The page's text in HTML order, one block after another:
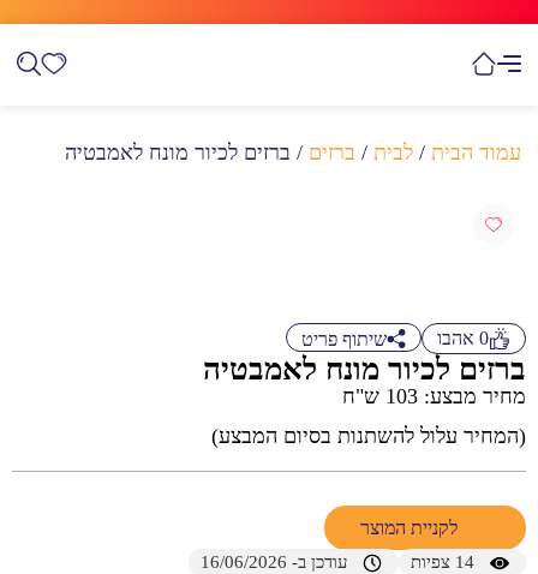
עמוד הבית / לבית / ברזים / ברזים לכיור מונח לאמבטיה
0 אהבו שיתוף פריט
ברזים לכיור מונח לאמבטיה
מחיר מבצע: 103 ש"ח
(המחיר עלול להשתנות בסיום המבצע)
לקניית המוצר
14 צפיות עודכן ב- 16/06/2026